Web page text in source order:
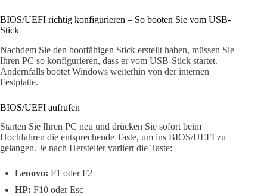
BIOS/UEFI richtig konfigurieren – So booten Sie vom USB-
Stick
Nachdem Sie den bootfähigen Stick erstellt haben, müssen Sie
Ihren PC so konfigurieren, dass er vom USB-Stick startet.
Andernfalls bootet Windows weiterhin von der internen
Festplatte.
BIOS/UEFI aufrufen
Starten Sie Ihren PC neu und drücken Sie sofort beim
Hochfahren die entsprechende Taste, um ins BIOS/UEFI zu
gelangen. Je nach Hersteller variiert die Taste:
Lenovo: F1 oder F2
HP: F10 oder Esc